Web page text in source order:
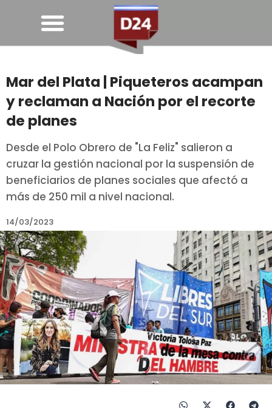
Mar del Plata | Piqueteros acampan
y reclaman a Nación por el recorte
de planes
Desde el Polo Obrero de "La Feliz" salieron a
cruzar la gestión nacional por la suspensión de
beneficiarios de planes sociales que afectó a
más de 250 mil a nivel nacional.
14/03/2023